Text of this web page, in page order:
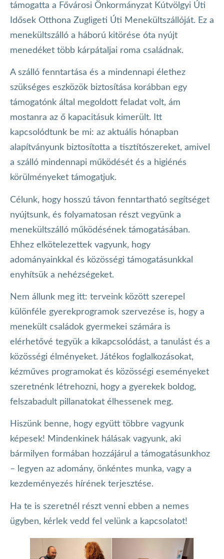
támogatta a Fővárosi Önkormányzat Kútvölgyi Úti
Idősek Otthona Zugligeti Úti Menekültszállóját. Ez a
menekültszálló a háború kitörése óta nyújt
menedéket több kárpátaljai roma családnak.
A szálló fenntartása és a mindennapi élethez
szükséges eszközök biztosítása korábban egy
támogatónk által megoldott feladat volt, ám
mostanra az ő kapacitásuk kimerült. Itt
kapcsolódtunk be mi: az aktuális hónapban
alapítványunk biztosította a tisztítószereket, amivel
a szálló mindennapi működését és a higiénés
körülményeket támogatjuk.
Célunk, hogy hosszú távon fenntartható segítséget
nyújtsunk, és folyamatosan részt vegyünk a
menekültszálló működésének támogatásában.
Ehhez elkötelezettek vagyunk, hogy
adományainkkal és közösségi támogatásunkkal
enyhítsük a nehézségeket.
Nem állunk meg itt: terveink között szerepel
különféle gyerekprogramok szervezése is, hogy a
menekült családok gyermekei számára is
elérhetővé tegyük a kikapcsolódást, a tanulást és a
közösségi élményeket. Játékos foglalkozásokat,
kézműves programokat és közösségi eseményeket
szeretnénk létrehozni, hogy a gyerekek boldog,
felszabadult pillanatokat élhessenek meg.
Hiszünk benne, hogy együtt többre vagyunk
képesek! Mindenkinek hálásak vagyunk, aki
bármilyen formában hozzájárul a támogatásunkhoz
– legyen az adomány, önkéntes munka, vagy a
kezdeményezés hírének terjesztése.
Ha te is szeretnél részt venni ebben a nemes
ügyben, kérlek vedd fel velünk a kapcsolatot!